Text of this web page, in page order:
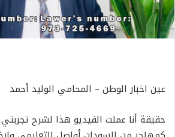
عين اخبار الوطن – المحامي الوليد أحمد
حقيقة أنا عملت الفيديو هذا لشرح